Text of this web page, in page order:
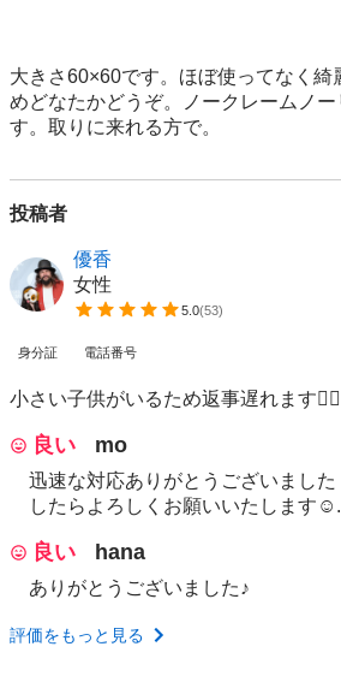
大きさ60×60です。ほぼ使ってなく綺
めどなたかどうぞ。ノークレームノー
す。取りに来れる方で。
投稿者
優香
女性
5.0(53)
身分証 電話番号
小さい子供がいるため返事遅れます
良い mo
迅速な対応ありがとうございました
したらよろしくお願いいたします
良い hana
ありがとうございました♪
評価をもっと見る